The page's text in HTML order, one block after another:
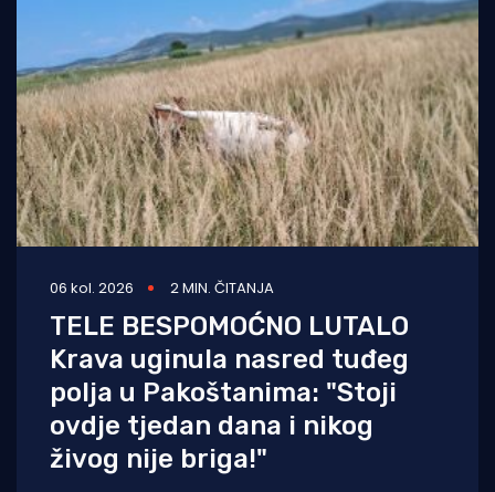
06 kol. 2026 2 MIN. ČITANJA
TELE BESPOMOĆNO LUTALO
Krava uginula nasred tuđeg
polja u Pakoštanima: "Stoji
ovdje tjedan dana i nikog
živog nije briga!"